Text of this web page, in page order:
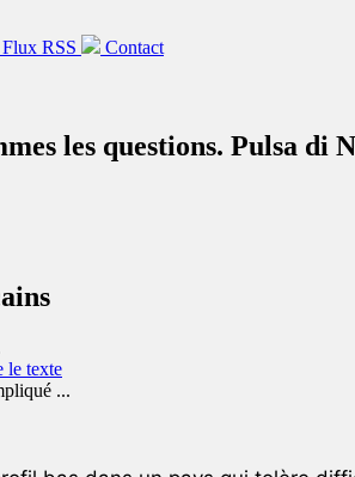
Flux RSS Contact
les questions. Pulsa di